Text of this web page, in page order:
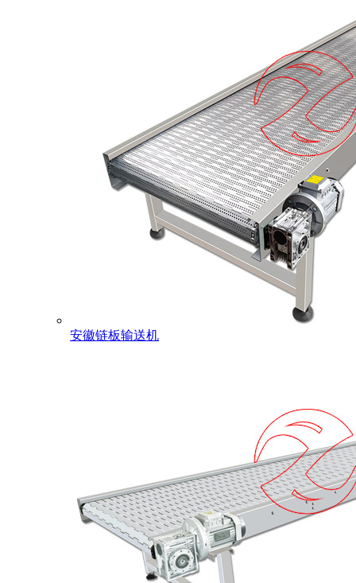
安徽链板输送机